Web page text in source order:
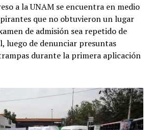
a la UNAM se encuentra en medio
que no obtuvieron un lugar
de admisión sea repetido de
luego de denunciar presuntas
durante la primera aplicación